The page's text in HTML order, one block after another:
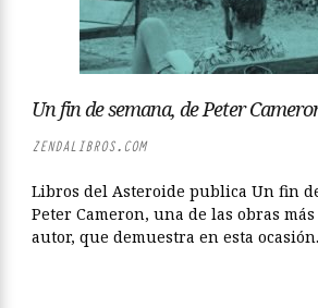
Un fin de semana, de Peter
ZENDALIBROS.COM
Libros del Asteroide publica Un fin
Peter Cameron, una de las obras
autor, que demuestra en esta